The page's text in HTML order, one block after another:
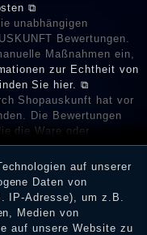
⧉
unabhängigen
Bewertungen.
Maßnahmen ein,
zur Echtheit von
Sie hier. ⧉
Shopauskunft hat vor
Die Bewertungen
die Ware oder
genutzt haben. Nach
Händler die
Verifizierung im
auf unserer
Daten von
IP-Adresse), um z.B.
Medien von
auf unsere Website zu